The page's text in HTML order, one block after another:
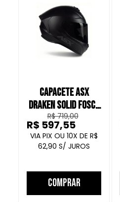
CAPACETE ASX
DRAKEN SOLID FOSCO
PRETO
R$ 719,00
10
R$
62,90
R$ 597,55
COMPRAR